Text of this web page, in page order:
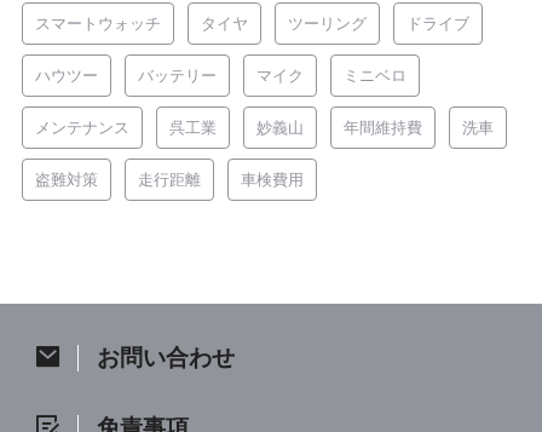
スマートウォッチ タイヤ ツーリング ドライブ
ハウツー バッテリー マイク ミニベロ
メンテナンス 呉工業 妙義山 年間維持費 洗車
盗難対策 走行距離 車検費用
お問い合わせ